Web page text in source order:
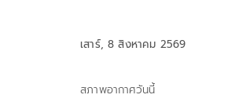
เสาร์, 8 สิงหาคม 2569
สภาพอากาศวันนี้